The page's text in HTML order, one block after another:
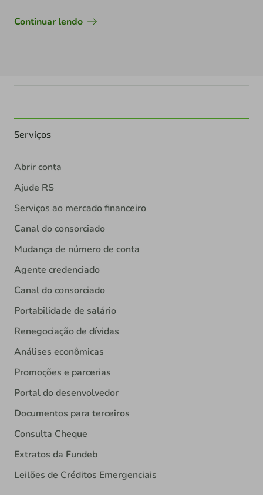
Continuar lendo
Serviços
Abrir conta
Ajude RS
Serviços ao mercado financeiro
Canal do consorciado
Mudança de número de conta
Agente credenciado
Canal do consorciado
Portabilidade de salário
Renegociação de dívidas
Análises econômicas
Promoções e parcerias
Portal do desenvolvedor
Documentos para terceiros
Consulta Cheque
Extratos da Fundeb
Leilões de Créditos Emergenciais